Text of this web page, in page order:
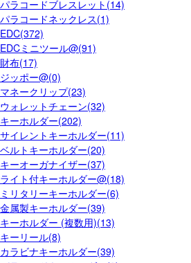
パラコードブレスレット(14)
パラコードネックレス(1)
EDC(372)
EDCミニツール@(91)
財布(17)
ジッポー@(0)
マネークリップ(23)
ウォレットチェーン(32)
キーホルダー(202)
サイレントキーホルダー(11)
ベルトキーホルダー(20)
キーオーガナイザー(37)
ライト付キーホルダー@(18)
ミリタリーキーホルダー(6)
金属製キーホルダー(39)
キーホルダー (複数用)(13)
キーリール(8)
カラビナキーホルダー(39)